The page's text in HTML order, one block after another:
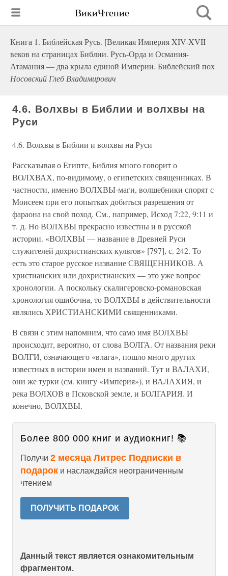
ВикиЧтение
Книга 1. Библейская Русь. [Великая Империя XIV-XVII
веков на страницах Библии. Русь-Орда и Османия-
Атамания — два крыла единой Империи. Библейский пох
Носовский Глеб Владимирович
4.6. Волхвы в Библии и волхвы на
Руси
4.6. Волхвы в Библии и волхвы на Руси
Рассказывая о Египте, Библия много говорит о
ВОЛХВАХ, по-видимому, о египетских священниках. В
частности, именно ВОЛХВЫ-маги, волшебники спорят с
Моисеем при его попытках добиться разрешения от
фараона на свой поход. См., например, Исход 7:22, 9:11 и
т. д. Но ВОЛХВЫ прекрасно известны и в русской
истории. «ВОЛХВЫ — название в Древней Руси
служителей дохристианских культов» [797], с. 242. То
есть это старое русское название СВЯЩЕННИКОВ. А
христианских или дохристианских — это уже вопрос
хронологии. А поскольку скалигеровско-романовская
хронология ошибочна, то ВОЛХВЫ в действительности
являлись ХРИСТИАНСКИМИ священниками.
В связи с этим напомним, что само имя ВОЛХВЫ
происходит, вероятно, от слова ВОЛГА. От названия реки
ВОЛГИ, означающего «влага», пошло много других
известных в истории имен и названий. Тут и ВАЛАХИ,
они же турки (см. книгу «Империя»), и ВАЛАХИЯ, и
река ВОЛХОВ в Псковской земле, и БОЛГАРИЯ. И
конечно, ВОЛХВЫ.
Более 800 000 книг и аудиокниг! 📚
Получи 2 месяца Литрес Подписки в
подарок и наслаждайся неограниченным
чтением
ПОЛУЧИТЬ ПОДАРОК
Данный текст является ознакомительным
фрагментом.